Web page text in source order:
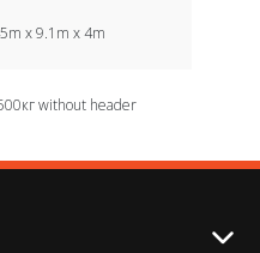
x 9.1m x 4m
without header